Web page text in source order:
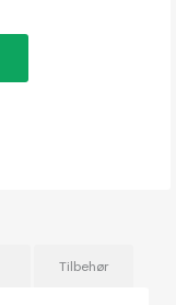
Tilbehør